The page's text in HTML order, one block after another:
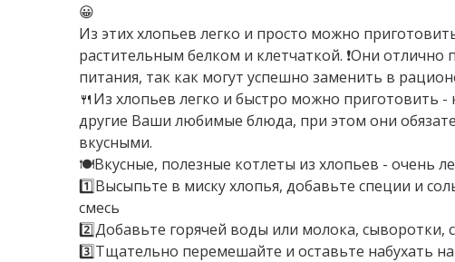
😀
Из этих хлопьев легко и просто можно
растительным белком и клетчаткой. ❗️Они отлично
питания, так как могут успешно заменить в
🍴Из хлопьев легко и быстро можно приготовить
другие Ваши любимые блюда, при этом они
вкусными.
🍽Вкусные, полезные котлеты из хлопьев - очень
1️⃣Высыпьте в миску хлопья, добавьте специи и
смесь
2️⃣Добавьте горячей воды или молока, сыворотки,
3️⃣Тщательно перемешайте и оставьте набухать